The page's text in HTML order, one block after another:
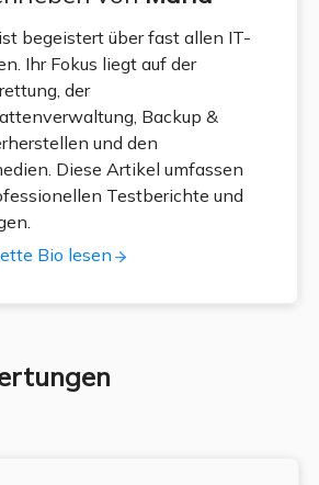
begeistert über fast allen IT-
Ihr Fokus liegt auf der
der
Backup &
und den
Diese Artikel umfassen
Testberichte und
Bio lesen